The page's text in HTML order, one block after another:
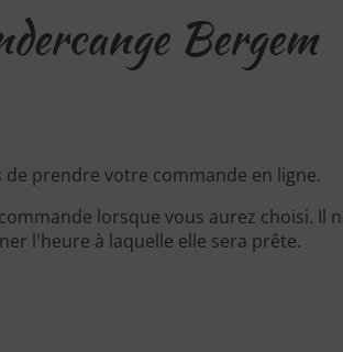
Bergem
prendre votre commande en ligne.
lorsque vous aurez choisi. Il
l'heure à laquelle elle sera prête.